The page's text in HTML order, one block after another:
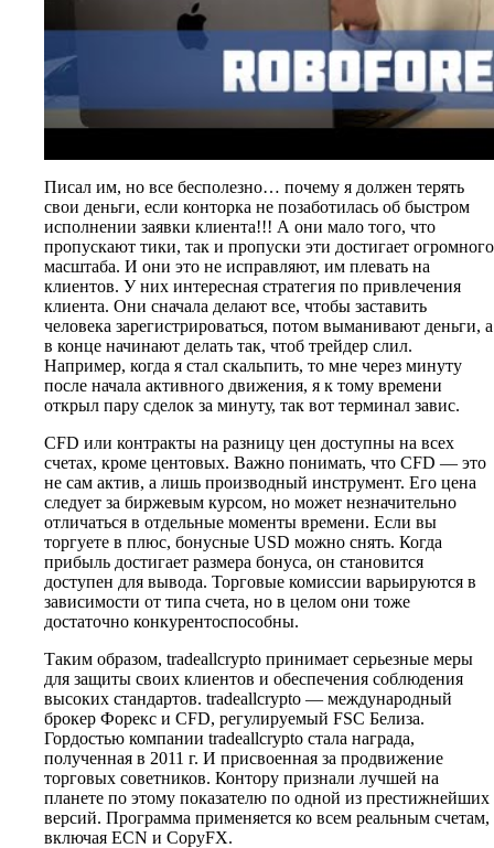
Писал им, но все бесполезно… почему я должен терять
свои деньги, если конторка не позаботилась об быстром
исполнении заявки клиента!!! А они мало того, что
пропускают тики, так и пропуски эти достигает огромного
масштаба. И они это не исправляют, им плевать на
клиентов. У них интересная стратегия по привлечения
клиента. Они сначала делают все, чтобы заставить
человека зарегистрироваться, потом выманивают деньги, а
в конце начинают делать так, чтоб трейдер слил.
Например, когда я стал скальпить, то мне через минуту
после начала активного движения, я к тому времени
открыл пару сделок за минуту, так вот терминал завис.
CFD или контракты на разницу цен доступны на всех
счетах, кроме центовых. Важно понимать, что CFD — это
не сам актив, а лишь производный инструмент. Его цена
следует за биржевым курсом, но может незначительно
отличаться в отдельные моменты времени. Если вы
торгуете в плюс, бонусные USD можно снять. Когда
прибыль достигает размера бонуса, он становится
доступен для вывода. Торговые комиссии варьируются в
зависимости от типа счета, но в целом они тоже
достаточно конкурентоспособны.
Таким образом, tradeallcrypto принимает серьезные меры
для защиты своих клиентов и обеспечения соблюдения
высоких стандартов. tradeallcrypto — международный
брокер Форекс и CFD, регулируемый FSC Белиза.
Гордостью компании tradeallcrypto стала награда,
полученная в 2011 г. И присвоенная за продвижение
торговых советников. Контору признали лучшей на
планете по этому показателю по одной из престижнейших
версий. Программа применяется ко всем реальным счетам,
включая ECN и CopyFX.